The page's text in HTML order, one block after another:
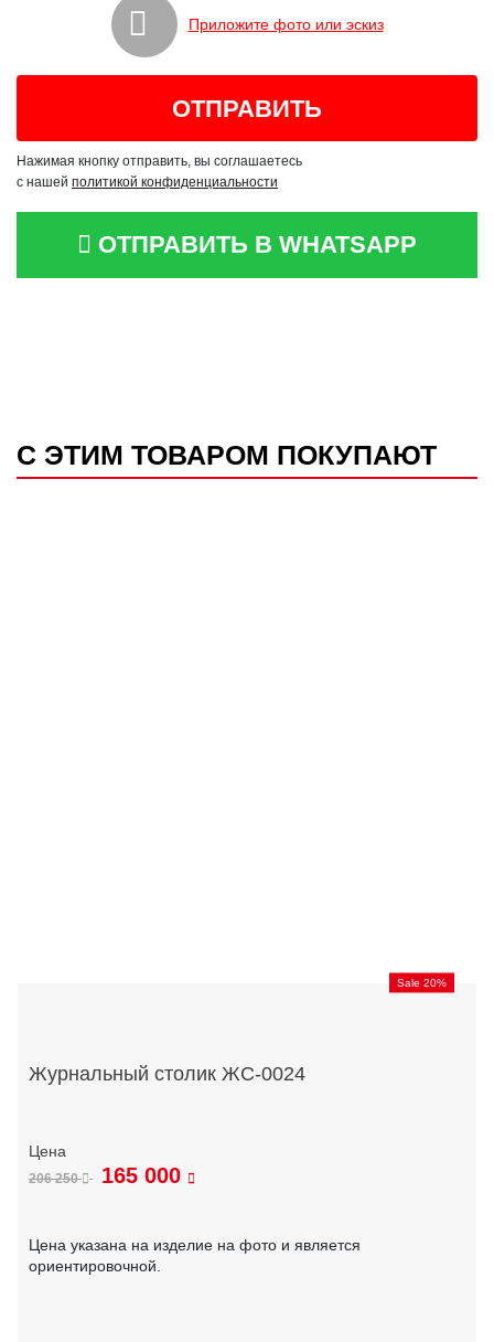
Приложите фото или эскиз
Нажимая кнопку отправить, вы соглашаетесь
с нашей политикой конфиденциальности
ОТПРАВИТЬ В WHATSAPP
С ЭТИМ ТОВАРОМ ПОКУПАЮТ
Sale 20%
Журнальный столик ЖС-0024
206 250 165 000
Цена указана на изделие на фото и является
ориентировочной.